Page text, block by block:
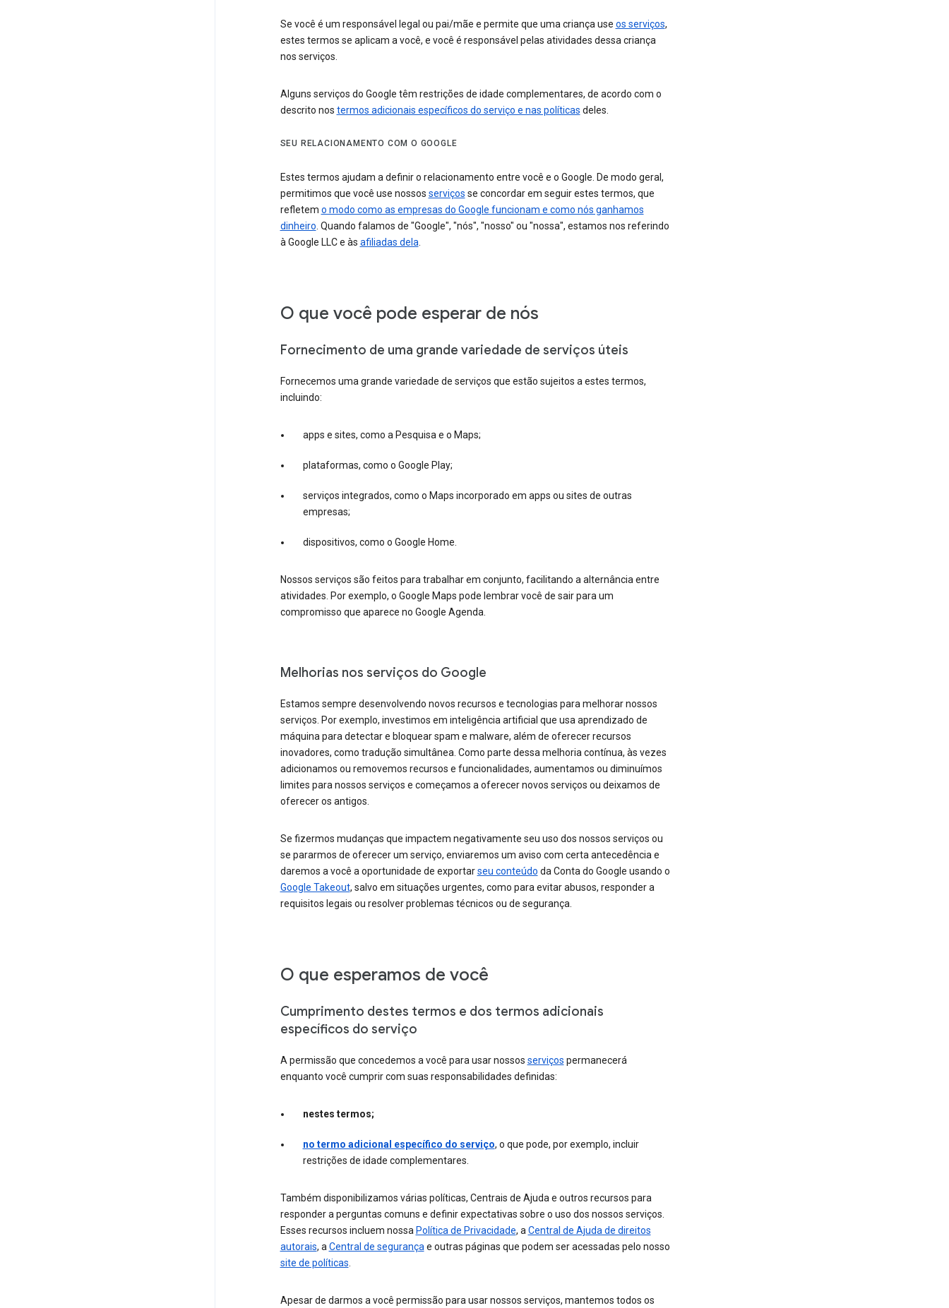
Se você é um responsável legal ou pai/mãe e permite que uma criança use os serviços,
estes termos se aplicam a você, e você é responsável pelas atividades dessa criança
nos serviços.
Alguns serviços do Google têm restrições de idade complementares, de acordo com o
descrito nos termos adicionais específicos do serviço e nas políticas deles.
SEU RELACIONAMENTO COM O GOOGLE
Estes termos ajudam a definir o relacionamento entre você e o Google. De modo geral,
permitimos que você use nossos serviços se concordar em seguir estes termos, que
refletem o modo como as empresas do Google funcionam e como nós ganhamos
dinheiro. Quando falamos de "Google", "nós", "nosso" ou "nossa", estamos nos referindo
à Google LLC e às afiliadas dela.
O que você pode esperar de nós
Fornecimento de uma grande variedade de serviços úteis
Fornecemos uma grande variedade de serviços que estão sujeitos a estes termos,
incluindo:
apps e sites, como a Pesquisa e o Maps;
plataformas, como o Google Play;
serviços integrados, como o Maps incorporado em apps ou sites de outras
empresas;
dispositivos, como o Google Home.
Nossos serviços são feitos para trabalhar em conjunto, facilitando a alternância entre
atividades. Por exemplo, o Google Maps pode lembrar você de sair para um
compromisso que aparece no Google Agenda.
Melhorias nos serviços do Google
Estamos sempre desenvolvendo novos recursos e tecnologias para melhorar nossos
serviços. Por exemplo, investimos em inteligência artificial que usa aprendizado de
máquina para detectar e bloquear spam e malware, além de oferecer recursos
inovadores, como tradução simultânea. Como parte dessa melhoria contínua, às vezes
adicionamos ou removemos recursos e funcionalidades, aumentamos ou diminuímos
limites para nossos serviços e começamos a oferecer novos serviços ou deixamos de
oferecer os antigos.
Se fizermos mudanças que impactem negativamente seu uso dos nossos serviços ou
se pararmos de oferecer um serviço, enviaremos um aviso com certa antecedência e
daremos a você a oportunidade de exportarseu conteúdo da Conta do Google usando o
Google Takeout, salvo em situações urgentes, como para evitar abusos, responder a
requisitos legais ou resolver problemas técnicos ou de segurança.
O que esperamos de você
Cumprimento destes termos e dos termos adicionais
específicos do serviço
A permissão que concedemos a você para usar nossos serviços permanecerá
enquanto você cumprir com suas responsabilidades definidas:
nestes termos;
no termo adicional específico do serviço, o que pode, por exemplo, incluir
restrições de idade complementares.
Também disponibilizamos várias políticas, Centrais de Ajuda e outros recursos para
responder a perguntas comuns e definir expectativas sobre o uso dos nossos serviços.
Esses recursos incluem nossa Política de Privacidade, aCentral de Ajuda de direitos
autorais, aCentral de segurançae outras páginas que podem ser acessadas pelo nosso
site de políticas.
Apesar de darmos a você permissão para usar nossos serviços, mantemos todos os